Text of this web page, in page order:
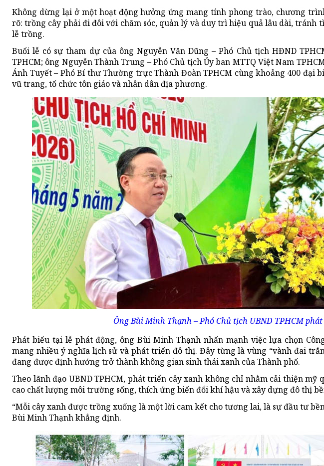
Không dừng lại ở một hoạt động hưởng ứng mang tính phong trào, chương
rõ: trồng cây phải đi đôi với chăm sóc, quản lý và duy trì hiệu quả lâu dài, tránh
lễ trồng.
Buổi lễ có sự tham dự của ông Nguyễn Văn Dũng – Phó Chủ tịch HĐND
TPHCM; ông Nguyễn Thành Trung – Phó Chủ tịch Ủy ban MTTQ Việt Nam
Ánh Tuyết – Phó Bí thư Thường trực Thành Đoàn TPHCM cùng khoảng 400 đại
vũ trang, tổ chức tôn giáo và nhân dân địa phương.
Ông Bùi Minh Thạnh – Phó Chủ tịch UBND TPHCM
Phát biểu tại lễ phát động, ông Bùi Minh Thạnh nhấn mạnh việc lựa chọn
mang nhiều ý nghĩa lịch sử và phát triển đô thị. Đây từng là vùng “vành đai
đang được định hướng trở thành không gian sinh thái xanh của Thành phố.
Theo lãnh đạo UBND TPHCM, phát triển cây xanh không chỉ nhằm cải thiện mỹ
cao chất lượng môi trường sống, thích ứng biến đổi khí hậu và xây dựng đô thị
“Mỗi cây xanh được trồng xuống là một lời cam kết cho tương lai, là sự đầu tư
Bùi Minh Thạnh khẳng định.